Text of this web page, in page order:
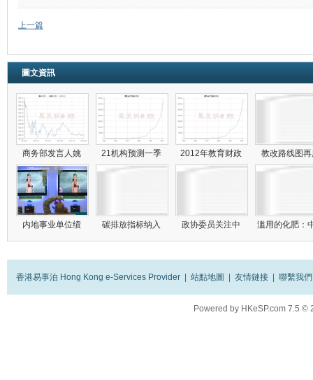
催
敗
上一篇
圖文資訊
商务部发言人姚 21机构预测一季 2012年教育财政 教改路线图
内地事业单位绩 碳排放指标纳入 政协委员关注中 滥用的化肥：
香港易事泊 Hong Kong e-Services Provider 站點地圖 友情鏈接 聯繫我們
Powered by HKeSP.com 7.5 ©